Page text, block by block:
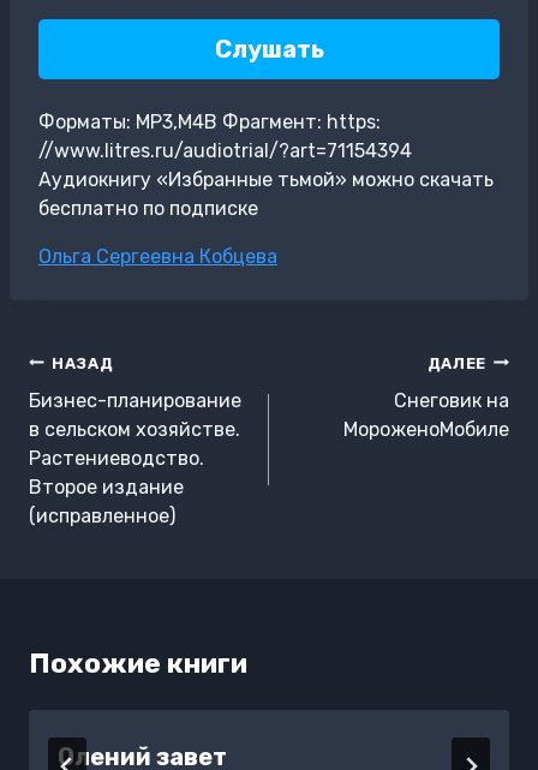
Слушать
Форматы: MP3,M4B Фрагмент: https:
//www.litres.ru/audiotrial/?art=71154394
Аудиокнигу «Избранные тьмой» можно скачать
бесплатно по подписке
Метки
Ольга Сергеевна Кобцева
Навигация
по
записям
НАЗАД
Бизнес-планирование
в сельском хозяйстве.
Растениеводство.
Второе издание
(исправленное)
ДАЛЕЕ
Снеговик на
МороженоМобиле
Похожие книги
Олений завет